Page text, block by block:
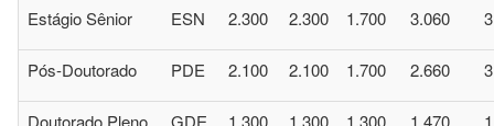
Estágio Sênior ESN 2.300 2.300 1.700 3.060
Pós-Doutorado PDE 2.100 2.100 1.700 2.660
Doutorado Pleno GDE 1.300 1.300 1.300 1.470